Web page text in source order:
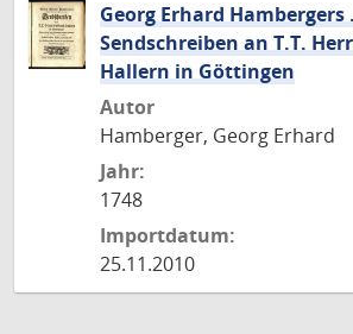
Georg Erhard Hambergers
Sendschreiben an T.T.
Hallern in Göttingen
Autor
Hamberger, Georg Erhard
Jahr:
1748
Importdatum:
25.11.2010